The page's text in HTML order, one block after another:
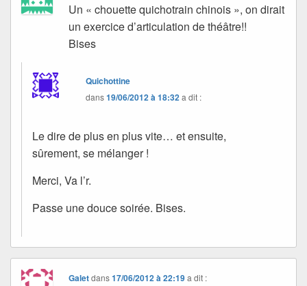
Un « chouette quichotrain chinois », on dirait
un exercice d’articulation de théâtre!!
Bises
Quichottine
dans19/06/2012 à 18:32a dit :
Le dire de plus en plus vite… et ensuite,
sûrement, se mélanger !
Merci, Va l’r.
Passe une douce soirée. Bises.
Galetdans17/06/2012 à 22:19 a dit :